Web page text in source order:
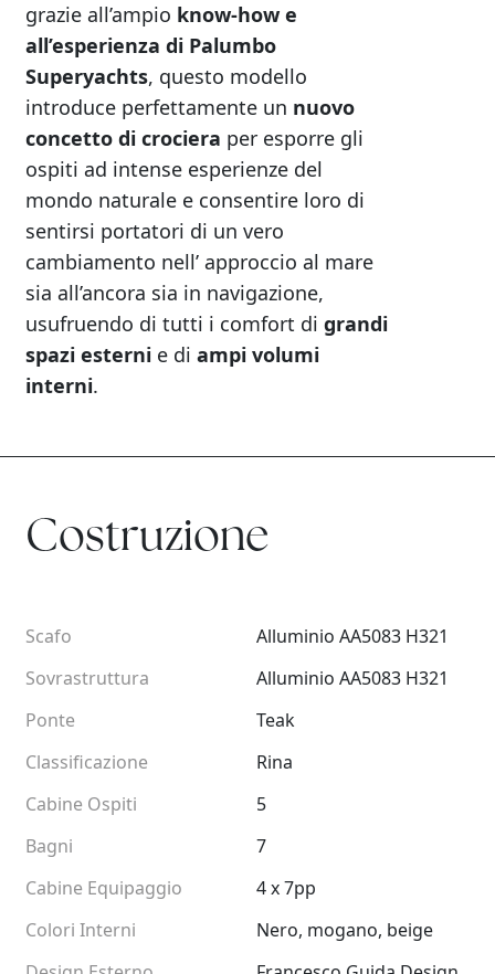
grazie all’ampio know-how e
all’esperienza di Palumbo
Superyachts, questo modello
introduce perfettamente un nuovo
concetto di crociera per esporre gli
ospiti ad intense esperienze del
mondo naturale e consentire loro di
sentirsi portatori di un vero
cambiamento nell’ approccio al mare
sia all’ancora sia in navigazione,
usufruendo di tutti i comfort di grandi
spazi esternie di ampi volumi
interni.
Costruzione
Scafo
Sovrastruttura
Ponte
Classificazione
Cabine Ospiti
Bagni
Cabine Equipaggio
Colori Interni
Alluminio AA5083 H321
Alluminio AA5083 H321
Teak
Rina
5
7
4 x 7pp
Nero, mogano, beige